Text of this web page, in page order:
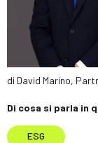
di David Marino,
Di cosa si parla in
ESG